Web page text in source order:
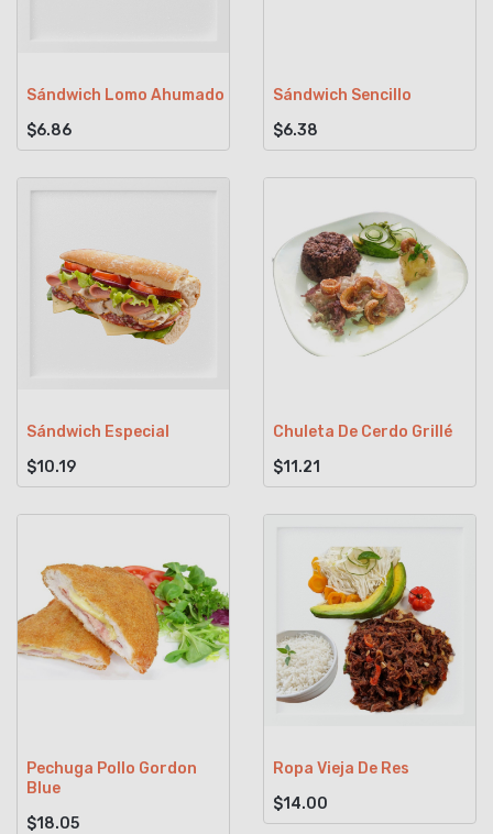
Sándwich Lomo Ahumado
$6.86
Sándwich Sencillo
$6.38
Sándwich Especial
$10.19
Chuleta De Cerdo Grillé
$11.21
Pechuga Pollo Gordon
Blue
$18.05
Ropa Vieja De Res
$14.00